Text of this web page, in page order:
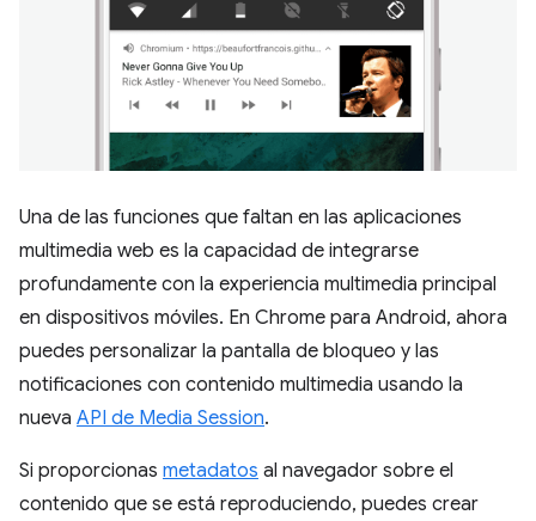
Una de las funciones que faltan en las aplicaciones
multimedia web es la capacidad de integrarse
profundamente con la experiencia multimedia principal
en dispositivos móviles. En Chrome para Android, ahora
puedes personalizar la pantalla de bloqueo y las
notificaciones con contenido multimedia usando la
nueva API de Media Session.
Si proporcionas metadatos al navegador sobre el
contenido que se está reproduciendo, puedes crear